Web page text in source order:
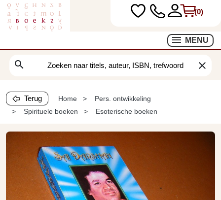
(0)
MENU
search clear
Terug Home
Pers. ontwikkeling
Spirituele boeken
Esoterische boeken